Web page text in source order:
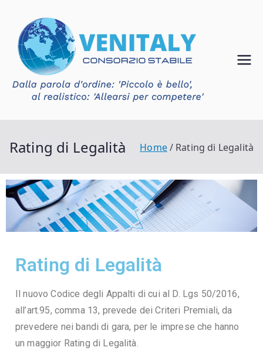
Ven
y
Consorzio
Rating di Legalità Home Rating di Legalità
Rating di Legalità
Il nuovo Codice degli Appalti di cui al D. Lgs 50/2016,
all’art.95, comma 13, prevede dei Criteri Premiali, da
prevedere nei bandi di gara, per le imprese che hanno
un maggior Rating di Legalità.